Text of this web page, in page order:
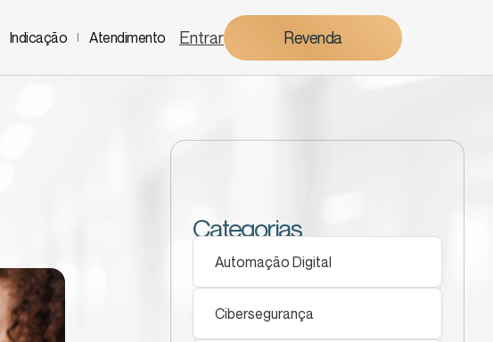
Indicação Atendimento Entrar Revenda
Categorias
Automação Digital
Cibersegurança